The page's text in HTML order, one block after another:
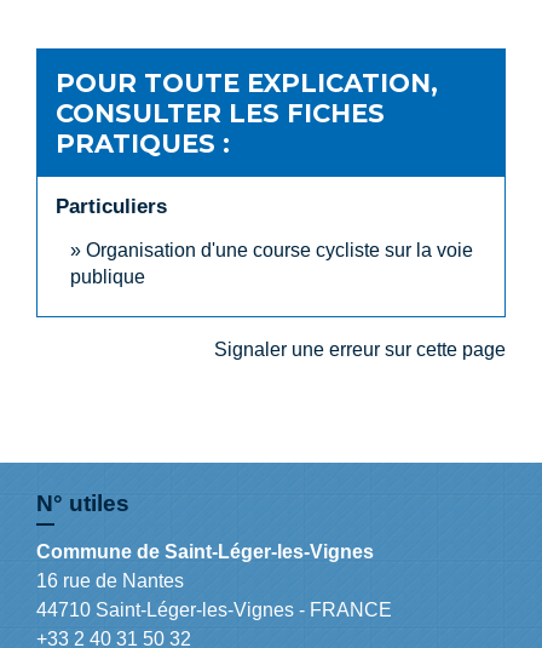
POUR TOUTE EXPLICATION,
CONSULTER LES FICHES
PRATIQUES :
Particuliers
Organisation d'une course cycliste sur la voie
publique
Signaler une erreur sur cette page
N° utiles
Commune de Saint-Léger-les-Vignes
16 rue de Nantes
44710 Saint-Léger-les-Vignes - FRANCE
+33 2 40 31 50 32